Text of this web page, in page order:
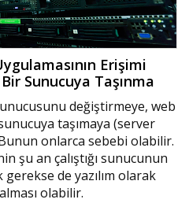
Erişimi
Sunucuya Taşınma
değiştirmeye, web
taşımaya (server
onlarca sebebi olabilir.
şu an çalıştığı sunucunun
de yazılım olarak
olabilir.